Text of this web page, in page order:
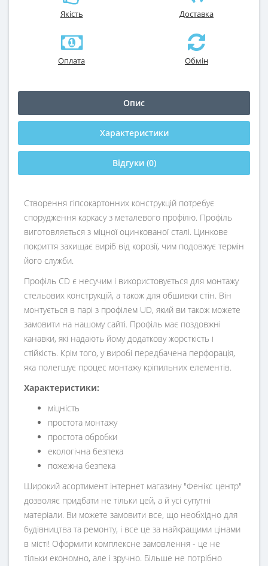
Якість Доставка
Оплата Обмін
Опис
Характеристики
Відгуки (0)
Створення гіпсокартонних конструкцій потребує
спорудження каркасу з металевого профілю. Профіль
виготовляється з міцної оцинкованої сталі. Цинкове
покриття захищає виріб від корозії, чим подовжує термін
його служби.
Профіль CD є несучим і використовується для монтажу
стельових конструкцій, а також для обшивки стін. Він
монтується в парі з профілем UD, який ви також можете
замовити на нашому сайті. Профіль має поздовжні
канавки, які надають йому додаткову жорсткість і
стійкість. Крім того, у виробі передбачена перфорація,
яка полегшує процес монтажу кріпильних елементів.
Характеристики:
міцність
простота монтажу
простота обробки
екологічна безпека
пожежна безпека
Широкий асортимент інтернет магазину "Фенікс центр"
дозволяє придбати не тільки цей, а й усі супутні
матеріали. Ви можете замовити все, що необхідно для
будівництва та ремонту, і все це за найкращими цінами
в місті! Оформити комплексне замовлення - це не
тільки економно, але і зручно. Більше не потрібно